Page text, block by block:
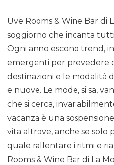
Uve Rooms & Wine Bar di
soggiorno che incanta tutti
Ogni anno escono trend,
emergenti per prevedere
destinazioni e le modalità
e nuove. Le mode, si sa,
che si cerca,
vacanza è una
vita altrove, anche se solo
quale rallentare i ritmi e
Rooms & Wine Bar di La